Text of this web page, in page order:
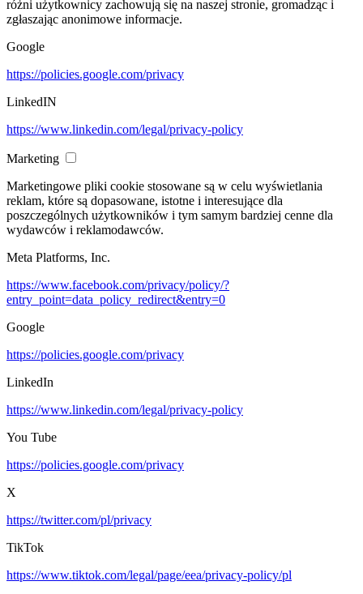
różni użytkownicy zachowują się na naszej stronie, gromadząc i
zgłaszając anonimowe informacje.
Google
https://policies.google.com/privacy
LinkedIN
https://www.linkedin.com/legal/privacy-policy
Marketing
Marketingowe pliki cookie stosowane są w celu wyświetlania
reklam, które są dopasowane, istotne i interesujące dla
poszczególnych użytkowników i tym samym bardziej cenne dla
wydawców i reklamodawców.
Meta Platforms, Inc.
https://www.facebook.com/privacy/policy/?
entry_point=data_policy_redirect&entry=0
Google
https://policies.google.com/privacy
LinkedIn
https://www.linkedin.com/legal/privacy-policy
You Tube
https://policies.google.com/privacy
X
https://twitter.com/pl/privacy
TikTok
https://www.tiktok.com/legal/page/eea/privacy-policy/pl